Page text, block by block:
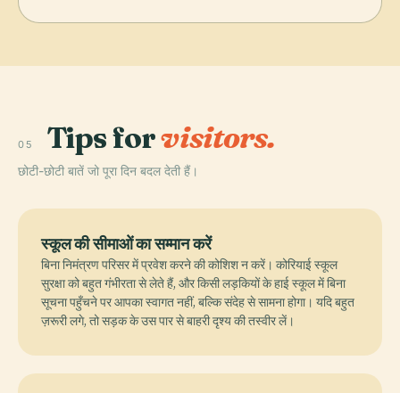
05 Tips forvisitors.
छोटी-छोटी बातें जो पूरा दिन बदल देती हैं।
स्कूल की सीमाओं का सम्मान करें
बिना निमंत्रण परिसर में प्रवेश करने की कोशिश न करें। कोरियाई स्कूल
सुरक्षा को बहुत गंभीरता से लेते हैं, और किसी लड़कियों के हाई स्कूल में बिना
सूचना पहुँचने पर आपका स्वागत नहीं, बल्कि संदेह से सामना होगा। यदि बहुत
ज़रूरी लगे, तो सड़क के उस पार से बाहरी दृश्य की तस्वीर लें।